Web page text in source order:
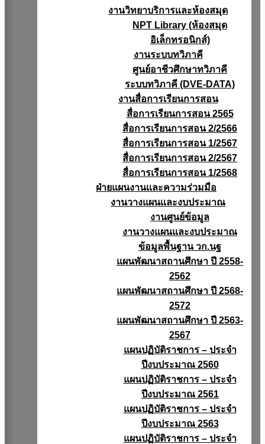
งานวิทยาบริการเเละห้องสมุด
NPT Library (ห้องสมุด
อิเล็กทรอนิกส์)
งานระบบทวิภาคี
ศูนย์อาชีวศึกษาทวิภาคี
ระบบทวิภาคี (DVE-DATA)
งานสื่อการเรียนการสอน
สื่อการเรียนการสอน 2565
สื่อการเรียนการสอน 2/2566
สื่อการเรียนการสอน 1/2567
สื่อการเรียนการสอน 2/2567
สื่อการเรียนการสอน 1/2568
ฝ่ายแผนงานเเละความร่วมมือ
งานวางแผนเเละงบประมาณ
งานศูนย์ข้อมูล
งานวางแผนและงบประมาณ
ข้อมูลพื้นฐาน วก.นฐ
แผนพัฒนาสถานศึกษา ปี 2558-
2562
แผนพัฒนาสถานศึกษา ปี 2568-
2572
แผนพัฒนาสถานศึกษา ปี 2563-
2567
แผนปฏิบัติราชการ – ประจำ
ปีงบประมาณ 2560
แผนปฏิบัติราชการ – ประจำ
ปีงบประมาณ 2561
แผนปฏิบัติราชการ – ประจำ
ปีงบประมาณ 2563
แผนปฏิบัติราชการ – ประจำ